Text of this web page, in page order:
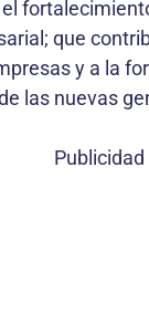
que
y a la
las nuevas
Publicidad